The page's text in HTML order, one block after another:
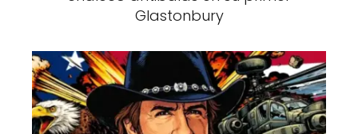
Glastonbury